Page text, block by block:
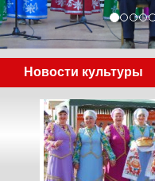
Новости культуры